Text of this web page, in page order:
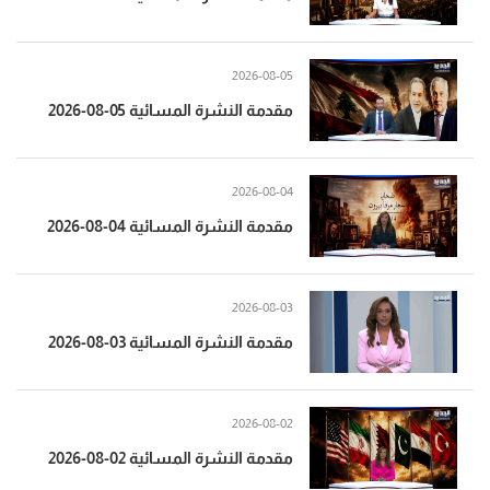
مقدمة النشرة المسائية 05-08-2026
2026-08-05
مقدمة النشرة المسائية 04-08-2026
2026-08-04
مقدمة النشرة المسائية 03-08-2026
2026-08-03
مقدمة النشرة المسائية 02-08-2026
2026-08-02